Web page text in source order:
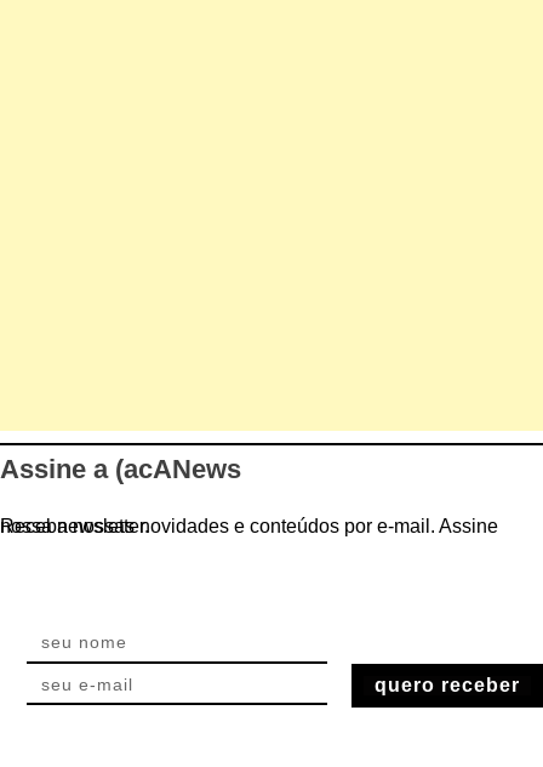
Assine a (acANews
Receba nossas novidades e conteúdos por e-mail. Assine nossa newsletter.
quero receber